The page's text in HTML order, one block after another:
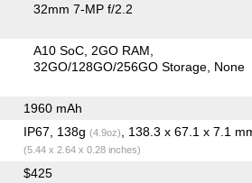
32mm 7-MP f/2.2
A10 SoC 2GO RAM
32GO/128GO/256GO Storage None
1960 mAh
IP67, 138g (4.9oz) , 138.3 x 67.1 x 7.1
(5.44 x 2.64 x 0.28 inches)
$425